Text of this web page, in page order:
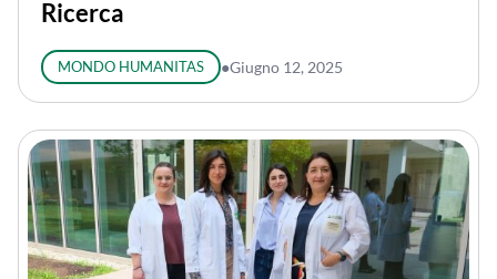
Ricerca
MONDO HUMANITAS ●Giugno 12, 2025